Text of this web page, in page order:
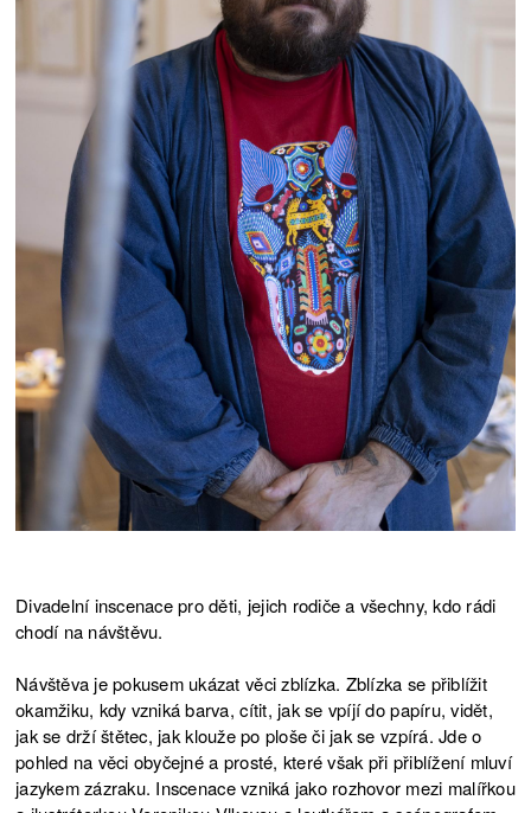
NÁVŠTĚVA V CHORVATSKU
7.11.2024 NÁVŠTĚVA V CHORVATSKU
20.10.2024 NÁVŠTĚVA
20.10.2024 NÁVŠTĚVA
26.5.2024 NÁVŠTĚVA
18.2.2024 NÁVŠTĚVA
18.2.2024 NÁVŠTĚVA
17.2.2024 NÁVŠTĚVA
17.12.2023 NÁVŠTĚVA
NÁVŠTĚVA
NÁVŠTĚVA
3.12.2023 NÁVŠTĚVA
NÁVŠTĚVA
2.12.2023 NÁVŠTĚVA
5.11.2023 NÁVŠTĚVA NA MALÉ
INVENTUŘE
Divadelní inscenace pro děti, jejich rodiče a všechny, kdo rádi
chodí na návštěvu.
Návštěva je pokusem ukázat věci zblízka. Zblízka se přiblížit
okamžiku, kdy vzniká barva, cítit, jak se vpíjí do papíru, vidět,
jak se drží štětec, jak klouže po ploše či jak se vzpírá. Jde o
pohled na věci obyčejné a prosté, které však při přiblížení mluví
jazykem zázraku. Inscenace vzniká jako rozhovor mezi malířkou